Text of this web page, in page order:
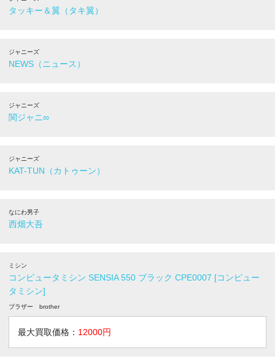
タッキー＆翼（タキ翼）
ジャニーズ
NEWS（ニュース）
ジャニーズ
関ジャニ∞
ジャニーズ
KAT-TUN（カトゥーン）
なにわ男子
西畑大吾
ミシン
コンピュータミシン SENSIA 550 ブラック CPE0007 [コンピュー
タミシン]
ブラザー brother
最大買取価格： 12000円